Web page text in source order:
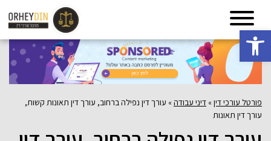
פתח סרגל נגישות
פורטל עורכי דין» דיני עבודה» עורך דין נפילה ברחוב, עורך דין תאונות קשות,
עורך דין תאונות